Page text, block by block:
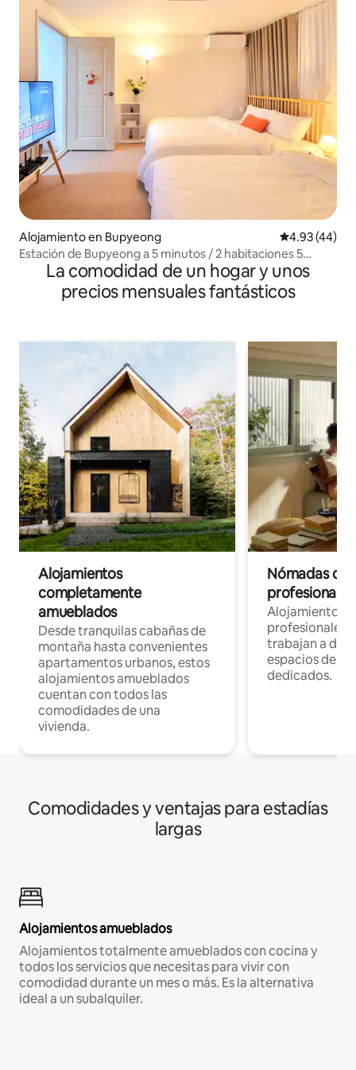
Alojamiento en Bupyeong Calificación
4.93 (44)
Estación de Bupyeong a 5 minutos / 2 habitaciones 5
personasLa comodidad de un hogar y unos
precios mensuales fantásticos
Alojamientos
completamente
amueblados
Desde tranquilas cabañas de
montaña hasta convenientes
apartamentos urbanos, estos
alojamientos amueblados
cuentan con todos las
comodidades de una
vivienda.
Nómadas
Alojamientos
profesionales
trabajan a
espacios de
dedicados.
Comodidades y ventajas para estadías
largas
Alojamientos amueblados
Alojamientos totalmente amueblados con cocina y
todos los servicios que necesitas para vivir con
comodidad durante un mes o más. Es la alternativa
ideal a un subalquiler.